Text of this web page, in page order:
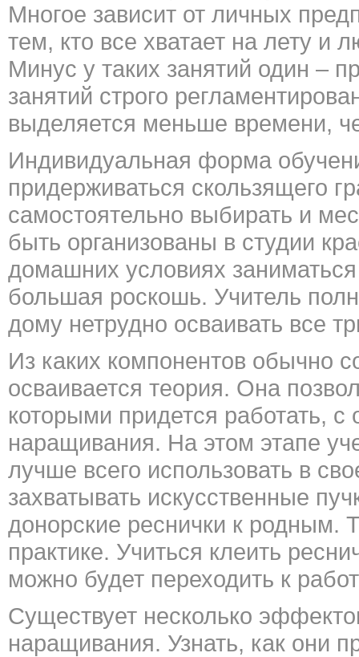
Многое зависит от личных
тем, кто все хватает на лету и
Минус у таких занятий один –
занятий строго
выделяется меньше времени,
Индивидуальная форма
придерживаться скользящего
самостоятельно выбирать и
быть организованы в студии
домашних условиях
большая роскошь. Учитель
дому нетрудно осваивать все
Из каких компонентов обычно
осваивается теория. Она
которыми придется работать,
наращивания. На этом этапе
лучше всего использовать в
захватывать искусственные
донорские реснички к родным.
практике. Учиться клеить
можно будет переходить к
Существует несколько
наращивания. Узнать, как они